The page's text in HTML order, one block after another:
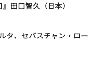
田口智久（日本）
タ、セバスチャン・ロー